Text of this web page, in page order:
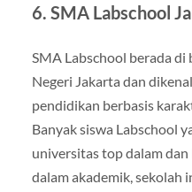
6. SMA Labschool
SMA Labschool berada
Negeri Jakarta dan
pendidikan berbasis
Banyak siswa Labschool
universitas top dalam dan
dalam akademik, sekolah